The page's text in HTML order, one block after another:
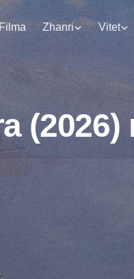
Filma Zhanri Vitet